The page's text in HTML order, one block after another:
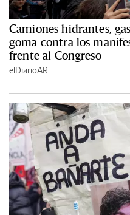
Camiones hidrantes,
goma contra los
frente al Congreso
elDiarioAR